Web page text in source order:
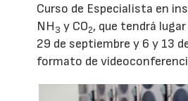
Curso de Especialista en
NH3 y CO2, que tendrá
29 de septiembre y 6 y 13
formato de